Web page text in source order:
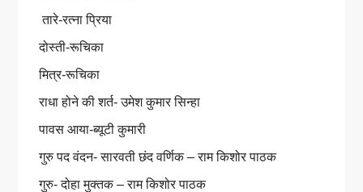
तारे-रत्ना प्रिया
दोस्ती-रूचिका
मित्र-रूचिका
राधा होने की शर्त- उमेश कुमार सिन्हा
पावस आया-ब्यूटी कुमारी
गुरु पद वंदन- सारवती छंद वर्णिक – राम किशोर पाठक
गुरु- दोहा मुक्तक – राम किशोर पाठक